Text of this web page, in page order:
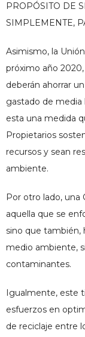
PROPÓSITO DE
SIMPLEMENTE,
Asimismo, la
próximo año
deberán ahorrar
gastado de media
esta una medida
Propietarios
recursos y sean
ambiente.
Por otro lado, una
aquella que se
sino que también,
medio ambiente,
contaminantes.
Igualmente, este
esfuerzos en
de reciclaje entre